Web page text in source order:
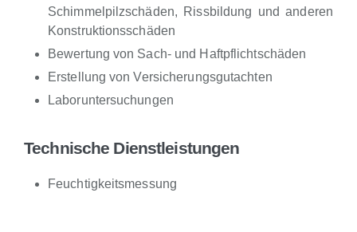
Schimmelpilzschäden, Rissbildung und anderen
Konstruktionsschäden
Bewertung von Sach- und Haftpflichtschäden
Erstellung von Versicherungsgutachten
Laboruntersuchungen
Technische Dienstleistungen
Feuchtigkeitsmessung